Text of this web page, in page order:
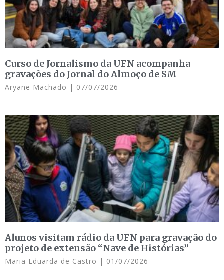
Curso de Jornalismo da UFN acompanha
gravações do Jornal do Almoço de SM
Aryane Machado 07/07/2026
Alunos visitam rádio da UFN para gravação do
projeto de extensão “Nave de Histórias”
Maria Eduarda de Castro 01/07/2026